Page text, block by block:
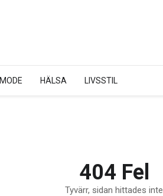
MODE HÄLSA LIVSSTIL
404 Fel
Tyvärr, sidan hittades inte